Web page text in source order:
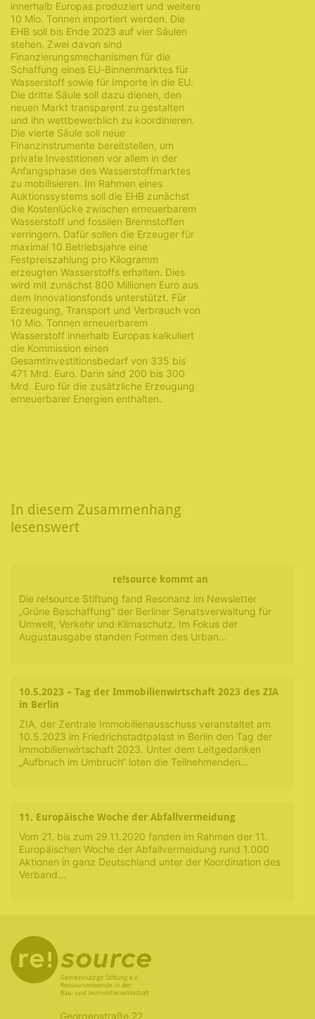
innerhalb Europas produziert und weitere
10 Mio. Tonnen importiert werden. Die
EHB soll bis Ende 2023 auf vier Säulen
stehen. Zwei davon sind
Finanzierungsmechanismen für die
Schaffung eines EU-Binnenmarktes für
Wasserstoff sowie für Importe in die EU.
Die dritte Säule soll dazu dienen, den
neuen Markt transparent zu gestalten
und ihn wettbewerblich zu koordinieren.
Die vierte Säule soll neue
Finanzinstrumente bereitstellen, um
private Investitionen vor allem in der
Anfangsphase des Wasserstoffmarktes
zu mobilisieren. Im Rahmen eines
Auktionssystems soll die EHB zunächst
die Kostenlücke zwischen erneuerbarem
Wasserstoff und fossilen Brennstoffen
verringern. Dafür sollen die Erzeuger für
maximal 10 Betriebsjahre eine
Festpreiszahlung pro Kilogramm
erzeugten Wasserstoffs erhalten. Dies
wird mit zunächst 800 Millionen Euro aus
dem Innovationsfonds unterstützt. Für
Erzeugung, Transport und Verbrauch von
10 Mio. Tonnen erneuerbarem
Wasserstoff innerhalb Europas kalkuliert
die Kommission einen
Gesamtinvestitionsbedarf von 335 bis
471 Mrd. Euro. Darin sind 200 bis 300
Mrd. Euro für die zusätzliche Erzeugung
erneuerbarer Energien enthalten.
In diesem Zusammenhang
lesenswert
re!source kommt an
Die re!source Stiftung fand Resonanz im Newsletter
„Grüne Beschaffung“ der Berliner Senatsverwaltung für
Umwelt, Verkehr und Klimaschutz. Im Fokus der
Augustausgabe standen Formen des Urban…
10.5.2023 – Tag der Immobilienwirtschaft 2023 des ZIA
in Berlin
ZIA, der Zentrale Immobilienausschuss veranstaltet am
10.5.2023 im Friedrichstadtpalast in Berlin den Tag der
Immobilienwirtschaft 2023. Unter dem Leitgedanken
„Aufbruch im Umbruch“ loten die Teilnehmenden…
11. Europäische Woche der Abfallvermeidung
Vom 21. bis zum 29.11.2020 fanden im Rahmen der 11.
Europäischen Woche der Abfallvermeidung rund 1.000
Aktionen in ganz Deutschland unter der Koordination des
Verband…
Georgenstraße 22